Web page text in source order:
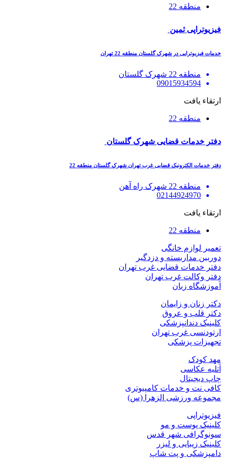
منطقه 22
فیزیوتراپی ثمین
خدمات فیزیوتراپی در شهرک گلستان منطقه 22 تهران
منطقه 22 شهرک گلستان
09015934594
ارتقاء یافت
منطقه 22
دفتر خدمات قضایی شهرک گلستان
دفتر خدمات الکترونیک قضایی غرب تهران شهرک گلستان منطقه 22
منطقه 22 شهرک راه آهن
02144924970
ارتقاء یافت
منطقه 22
تعمیر لوازم خانگی
دوربین مداربسته و دزدگیر
دفتر خدمات قضایی غرب تهران
دفتر وکالت غرب تهران
آموزشگاه زبان
دکتر زنان و زایمان
دکتر قلب و عروق
کلینیک دندانپزشکی
ارتودنسی غرب تهران
تجهیزات پزشکی
مهد کودک
آتلیه عکاسی
چاپ دیجیتال
کافی نت و خدمات کامپیوتری
مجموعه ورزشی الزهرا (س)
فیزیوتراپی
کلینیک پوست و مو
سونوگرافی شهر قدس
کلینیک زیبایی و لیزر
دامپزشکی و پت شاپ